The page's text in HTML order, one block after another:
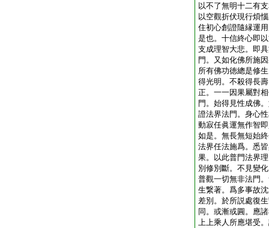
以不了無明十二有
以空觀折伏現行煩
住初心創證隨縁運
是也。十信終心即
支成理智大悲。即
門。又如化佛所施
所有佛功徳總是修
得光明。不殺得長
正。一一因果屬對
門。始得見性成佛
證法界法門。身心
動寂任眞運無作智
如是。無長無短始
法界任法施爲。悉
果。以此普門法界
別修別斷。不見變
普觀一切無非法門
生繋著。爲多事故
差別。於所説處復
同。或漸或圓。應
上上乘人所應堪受